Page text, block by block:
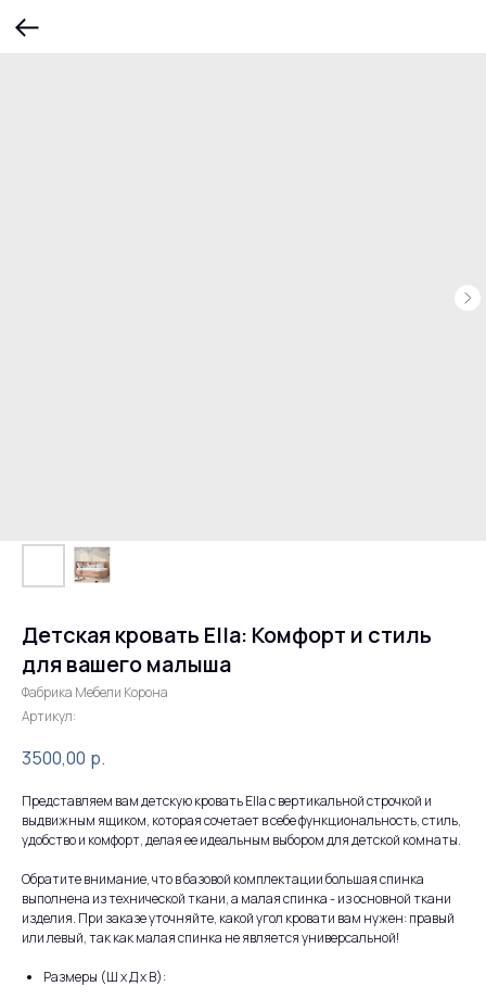
Детская кровать Ella: Комфорт и стиль
для вашего малыша
Фабрика Мебели Корона
Артикул:
3500,00 р.
Представляем вам детскую кровать Ella с вертикальной строчкой и
выдвижным ящиком, которая сочетает в себе функциональность, стиль,
удобство и комфорт, делая ее идеальным выбором для детской комнаты.
Обратите внимание, что в базовой комплектации большая спинка
выполнена из технической ткани, а малая спинка - из основной ткани
изделия. При заказе уточняйте, какой угол кровати вам нужен: правый
или левый, так как малая спинка не является универсальной!
Размеры (Ш х Д х В):